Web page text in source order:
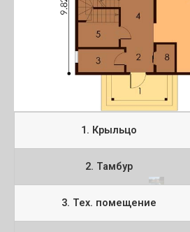
1. Крыльцо
2. Тамбур
3. Тех. помещение